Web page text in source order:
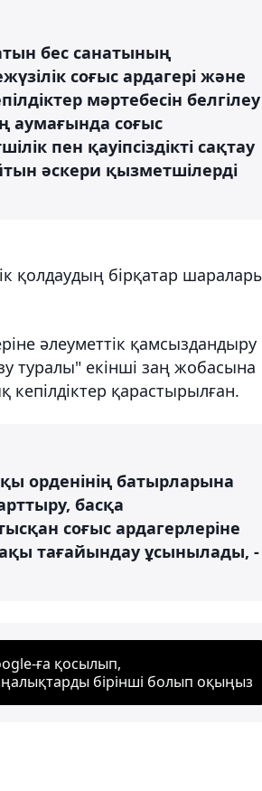
бес санатының
соғыс ардагері және
мәртебесін белгілеу
аумағында соғыс
пен қауіпсіздікті сақтау
әскери қызметшілерді
қолдаудың бірқатар
әлеуметтік қамсыздандыру
туралы" екінші заң жобасына
кепілдіктер қарастырылған.
орденінің батырларына
басқа
соғыс ардагерлеріне
тағайындау ұсынылады, -
ға қосылып,
бірінші болып оқыңыз